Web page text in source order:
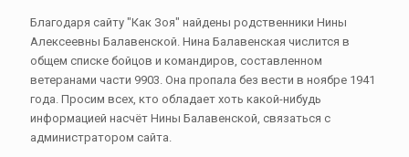
Благодаря сайту "Как Зоя" найдены родственники Нины
Алексеевны Балавенской. Нина Балавенская числится в
общем списке бойцов и командиров, составленном
ветеранами части 9903. Она пропала без вести в ноябре 1941
года. Просим всех, кто обладает хоть какой-нибудь
информацией насчёт Нины Балавенской, связаться с
администратором сайта.